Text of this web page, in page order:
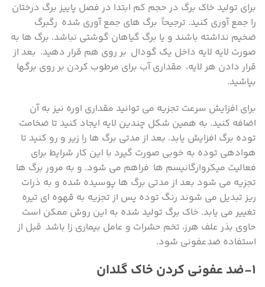
برای تولید خاک برگ در حجم کم ابتدا در فصل پاییز برگ درختان
را جمع آوری کنید. ترجیحاً برگ های جمع آوری شده رگبرگ
ضخیم نداشته باشند و یا برگ گیاهان گوشتی نباشد. برگ ها به
صورت لایه لایه داخل یک گودال بر روی هم قرار دهید. بعد از
قرار دادن هر لایه، مقداری آب برای مرطوب کردن بر روی برگها
بپاشید.
برای افزایش سرعت تجزیه می توانید مقداری اوره نیز به آن
اضافه کنید. به همین شکل چندین لایه ایجاد کنید تا ضخامت
توده برگ افزایش یابد. بعد از مدتی برگ ها را زیر و رو کنید تا
هوادهی توده به خوبی صورت گیرد با این کار شرایط برای
فعالیت میکروارگانیسم ها فراهم می شود. و به مرور برگ ها
تجزیه می شود بعد از مدتی برگ ها پوسیده شده و به ذرات
ریز تبدیل می شوند رنگ توده پس از تجزیه به قهوه ای تیره
تغییر می یابد. خاک برگ تولید شده به این روش ممکن است
حاوی بذر علف هرز، تخم حشرات و عامل بیماری زا باشد قبل از
استفاده ضدعفونی شود.
۱-ضد عفونی کردن خاک گلدان